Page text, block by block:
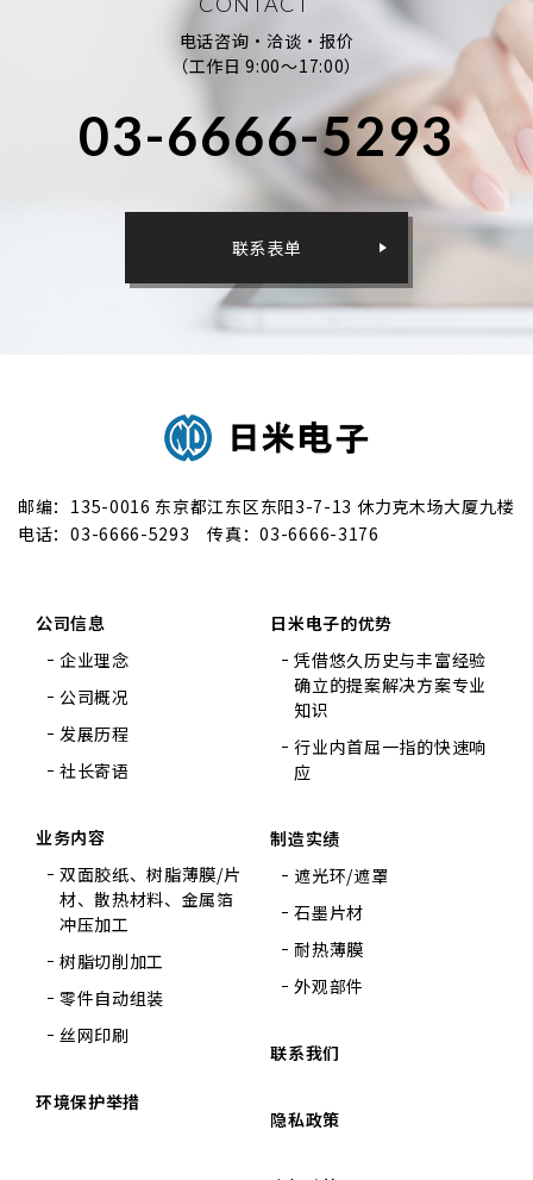
电话咨询·洽谈·报价
（工作日 9:00～17:00）
03-6666-5293
联系表单
邮编：135-0016 东京都江东区东阳3-7-13 休力克木场大厦九楼
电话：03-6666-5293 传真：03-6666-3176
公司信息
企业理念
公司概况
发展历程
社长寄语
业务内容
双面胶纸、树脂薄膜/片
材、散热材料、金属箔
冲压加工
树脂切削加工
零件自动组装
丝网印刷
环境保护举措
日米电子的优势
凭借悠久历史与丰富经验
确立的提案解决方案专业
知识
行业内首屈一指的快速响
应
制造实绩
遮光环/遮罩
石墨片材
耐热薄膜
外观部件
联系我们
隐私政策